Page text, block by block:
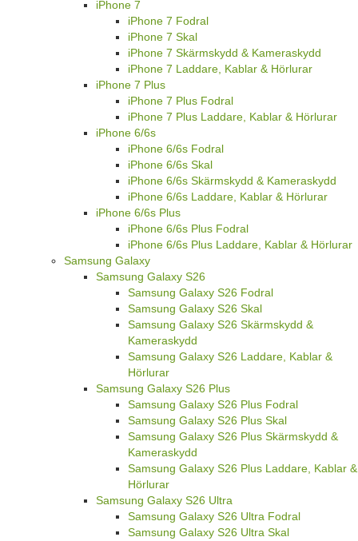
iPhone 7
iPhone 7 Fodral
iPhone 7 Skal
iPhone 7 Skärmskydd & Kameraskydd
iPhone 7 Laddare, Kablar & Hörlurar
iPhone 7 Plus
iPhone 7 Plus Fodral
iPhone 7 Plus Laddare, Kablar & Hörlurar
iPhone 6/6s
iPhone 6/6s Fodral
iPhone 6/6s Skal
iPhone 6/6s Skärmskydd & Kameraskydd
iPhone 6/6s Laddare, Kablar & Hörlurar
iPhone 6/6s Plus
iPhone 6/6s Plus Fodral
iPhone 6/6s Plus Laddare, Kablar & Hörlurar
Samsung Galaxy
Samsung Galaxy S26
Samsung Galaxy S26 Fodral
Samsung Galaxy S26 Skal
Samsung Galaxy S26 Skärmskydd &
Kameraskydd
Samsung Galaxy S26 Laddare, Kablar &
Hörlurar
Samsung Galaxy S26 Plus
Samsung Galaxy S26 Plus Fodral
Samsung Galaxy S26 Plus Skal
Samsung Galaxy S26 Plus Skärmskydd &
Kameraskydd
Samsung Galaxy S26 Plus Laddare, Kablar &
Hörlurar
Samsung Galaxy S26 Ultra
Samsung Galaxy S26 Ultra Fodral
Samsung Galaxy S26 Ultra Skal